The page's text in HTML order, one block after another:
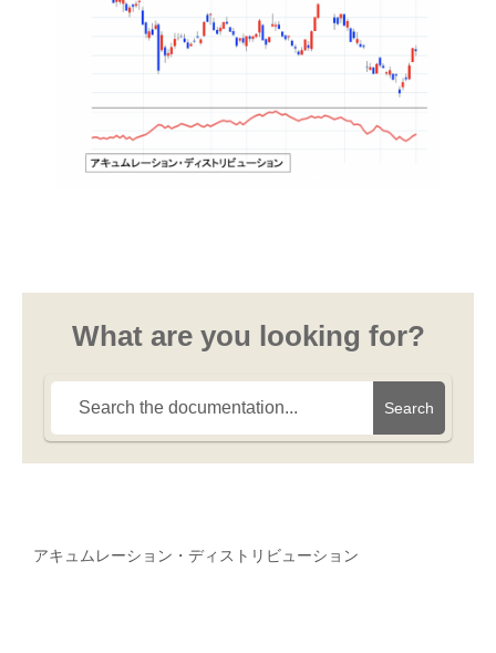
What are you looking for?
Search
アキュムレーション・ディストリビューション